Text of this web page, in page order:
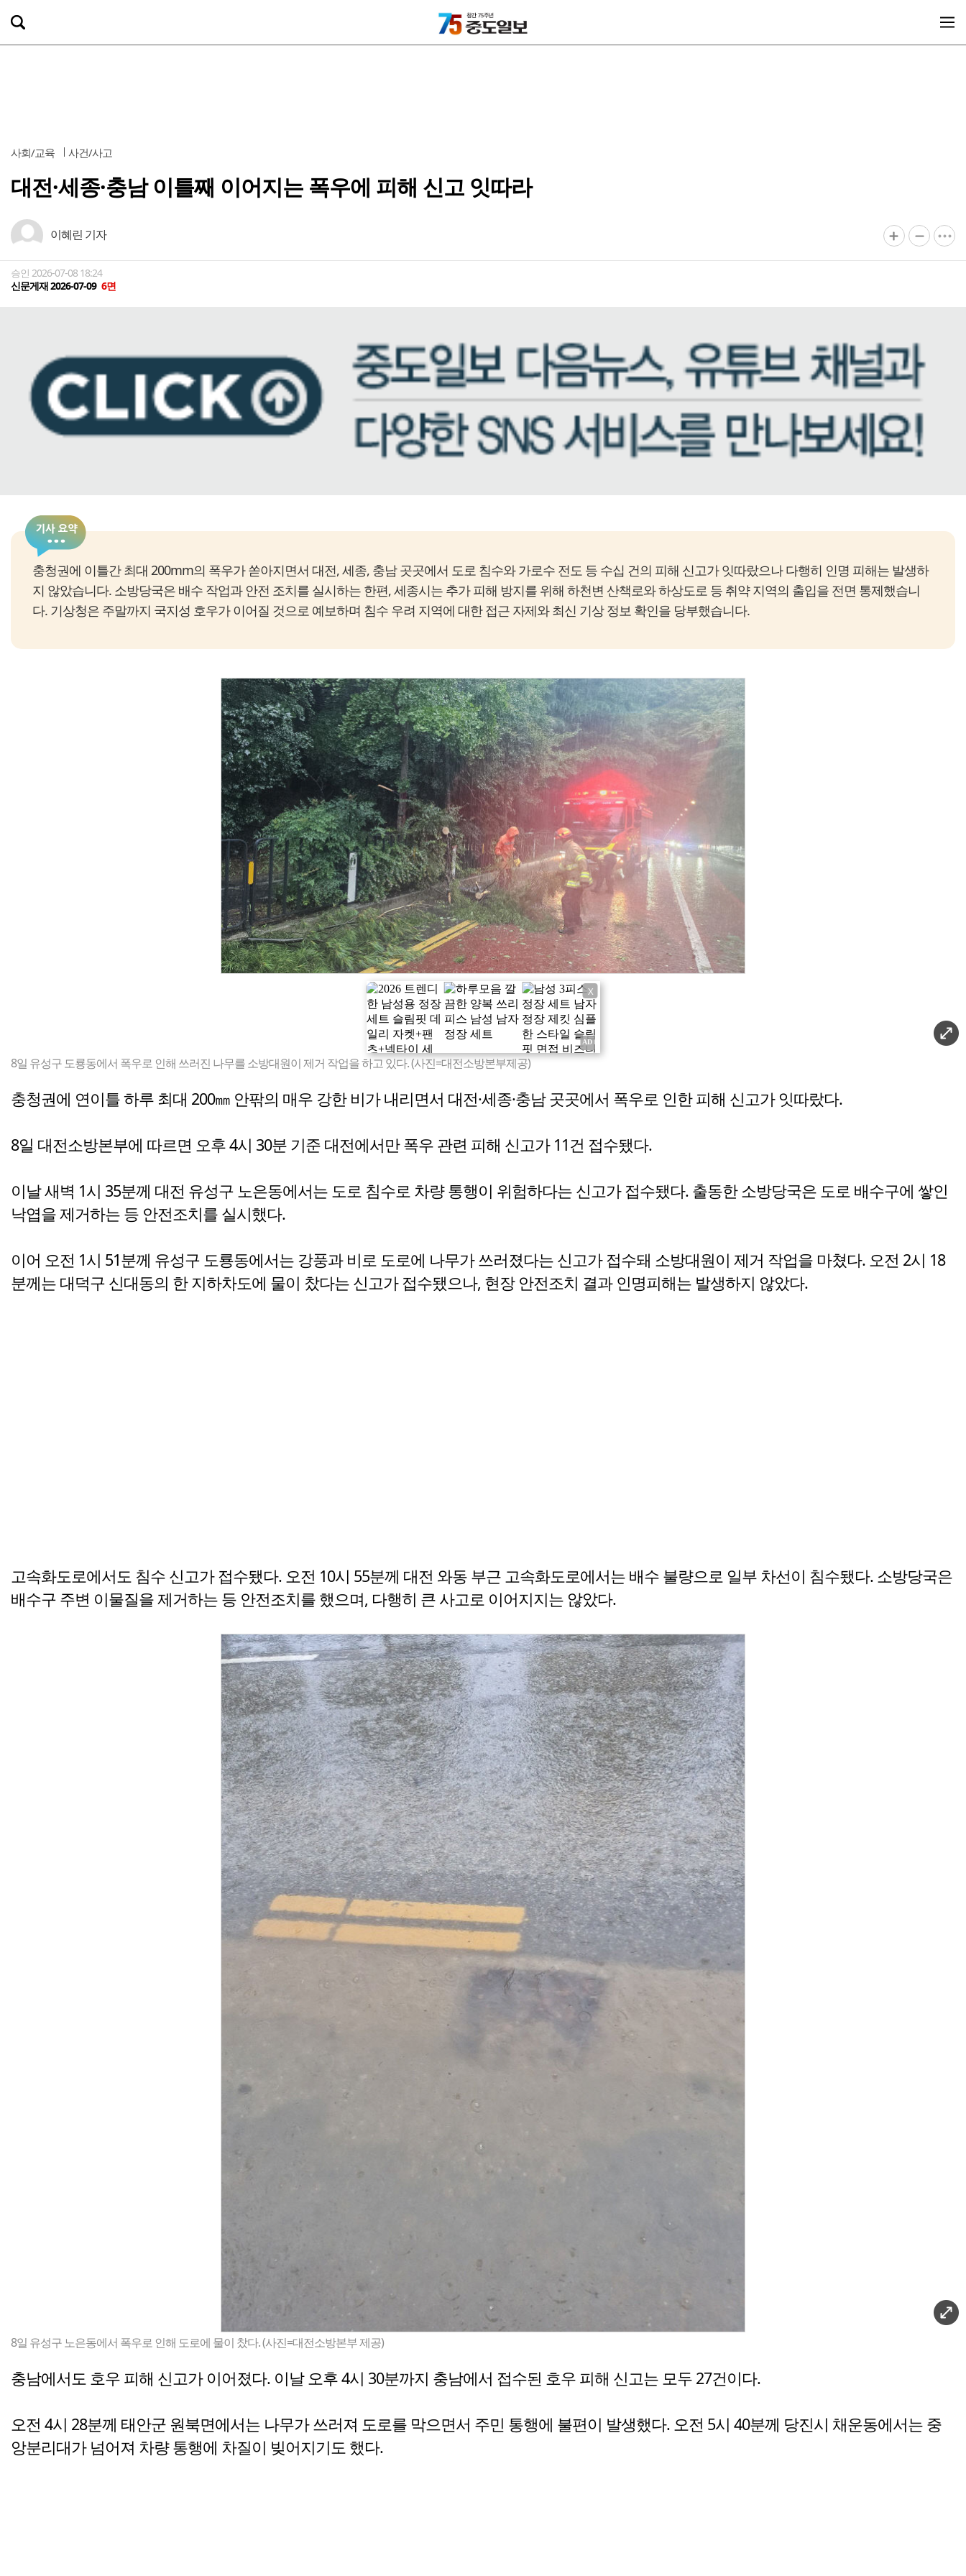
사회/교육 사건/사고
대전·세종·충남 이틀째 이어지는 폭우에 피해 신고 잇따라
이혜린 기자
승인 2026-07-08 18:24
신문게재 2026-07-09 6면
충청권에 이틀간 최대 200mm의 폭우가 쏟아지면서 대전, 세종, 충남 곳곳에서 도로 침수와 가로수 전도 등 수십 건의 피해 신고가 잇따랐으나 다행히 인명 피해는 발생하
지 않았습니다. 소방당국은 배수 작업과 안전 조치를 실시하는 한편, 세종시는 추가 피해 방지를 위해 하천변 산책로와 하상도로 등 취약 지역의 출입을 전면 통제했습니
다. 기상청은 주말까지 국지성 호우가 이어질 것으로 예보하며 침수 우려 지역에 대한 접근 자제와 최신 기상 정보 확인을 당부했습니다.
X
8일 유성구 도룡동에서 폭우로 인해 쓰러진 나무를 소방대원이 제거 작업을 하고 있다. (사진=대전소방본부제공)
충청권에 연이틀 하루 최대 200㎜ 안팎의 매우 강한 비가 내리면서 대전·세종·충남 곳곳에서 폭우로 인한 피해 신고가 잇따랐다.
8일 대전소방본부에 따르면 오후 4시 30분 기준 대전에서만 폭우 관련 피해 신고가 11건 접수됐다.
이날 새벽 1시 35분께 대전 유성구 노은동에서는 도로 침수로 차량 통행이 위험하다는 신고가 접수됐다. 출동한 소방당국은 도로 배수구에 쌓인
낙엽을 제거하는 등 안전조치를 실시했다.
이어 오전 1시 51분께 유성구 도룡동에서는 강풍과 비로 도로에 나무가 쓰러졌다는 신고가 접수돼 소방대원이 제거 작업을 마쳤다. 오전 2시 18
분께는 대덕구 신대동의 한 지하차도에 물이 찼다는 신고가 접수됐으나, 현장 안전조치 결과 인명피해는 발생하지 않았다.
고속화도로에서도 침수 신고가 접수됐다. 오전 10시 55분께 대전 와동 부근 고속화도로에서는 배수 불량으로 일부 차선이 침수됐다. 소방당국은
배수구 주변 이물질을 제거하는 등 안전조치를 했으며, 다행히 큰 사고로 이어지지는 않았다.
8일 유성구 노은동에서 폭우로 인해 도로에 물이 찼다. (사진=대전소방본부 제공)
충남에서도 호우 피해 신고가 이어졌다. 이날 오후 4시 30분까지 충남에서 접수된 호우 피해 신고는 모두 27건이다.
오전 4시 28분께 태안군 원북면에서는 나무가 쓰러져 도로를 막으면서 주민 통행에 불편이 발생했다. 오전 5시 40분께 당진시 채운동에서는 중
앙분리대가 넘어져 차량 통행에 차질이 빚어지기도 했다.